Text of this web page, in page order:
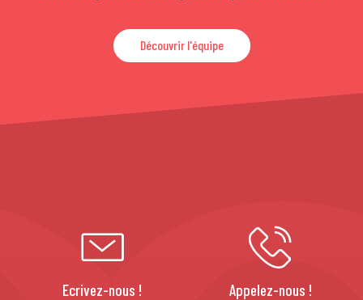
Découvrir l'équipe
Ecrivez-nous ! Appelez-nous !